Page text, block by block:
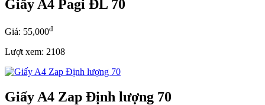
Giấy A4 Pagi ĐL 70
Giá: 55,000đ
Lượt xem: 2108
Giấy A4 Zap Định lượng 70